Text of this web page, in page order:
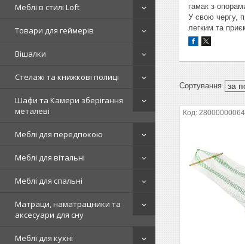
Меблі в стилі Loft
Товари для геймерів
Вішалки
Стелажі та книжкові полиці
Шафи та Камери зберігання
металеві
Меблі для передпокою
Меблі для вітальні
Меблі для спальні
Матраци, наматрацники та
аксесуари для сну
Меблі для кухні
гамак з
У свою чергу,
легким та